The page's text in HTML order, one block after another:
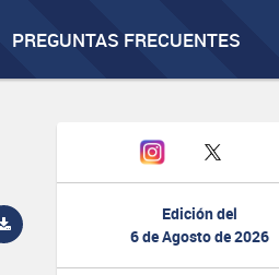
PREGUNTAS FRECUENTES
Edición del
6 de Agosto de 2026